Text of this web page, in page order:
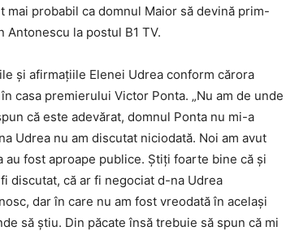
probabil ca domnul Maior să devină prim-
Antonescu la postul B1 TV.
și afirmațiile Elenei Udrea conform cărora
casa premierului Victor Ponta. „Nu am de unde
că este adevărat, domnul Ponta nu mi-a
Udrea nu am discutat niciodată. Noi am avut
fost aproape publice. Știți foarte bine că și
discutat, că ar fi negociat d-na Udrea
dar în care nu am fost vreodată în același
să știu. Din păcate însă trebuie să spun că mi